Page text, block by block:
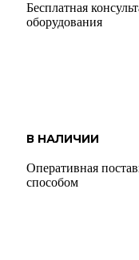
Бесплатная
оборудования
В НАЛИЧИИ
Оперативная
способом